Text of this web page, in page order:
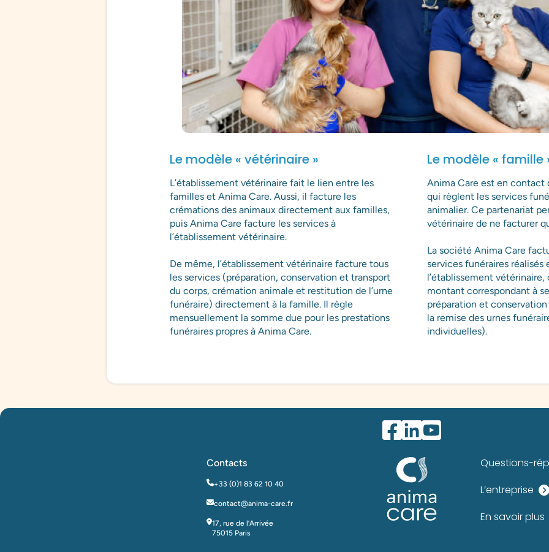
Le modèle « vétérinaire »
L’établissement vétérinaire fait le lien entre les
familles et Anima Care. Aussi, il facture les
crémations des animaux directement aux familles,
puis Anima Care facture les services à
l’établissement vétérinaire.
De même, l’établissement vétérinaire facture tous
les services (préparation, conservation et transport
du corps, crémation animale et restitution de l’urne
funéraire) directement à la famille. Il règle
mensuellement la somme due pour les prestations
funéraires propres à Anima Care.
Le modèle « famille
Anima Care est en contact
qui règlent les services
animalier. Ce partenariat
vétérinaire de ne facturer
La société Anima Care
services funéraires réalisés
l’établissement
montant correspondant à
préparation et conservation
la remise des urnes
individuelles).
Contacts
+33 (0)1 83 62 10 40
contact@anima-care.fr
17, rue de l’Arrivée
75015 Paris
Questions-
L’entreprise
En savoir plus